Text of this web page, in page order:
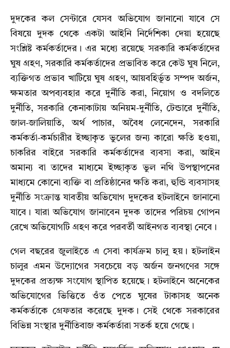
দুদকের কল সেন্টারে যেসব অভিযোগ জানানো যাবে সে
বিষয়ে দুদক থেকে একটা আইনি নির্দেশিকা দেয়া হয়েছে
সংশ্লিষ্ট কর্মকর্তাদের। এর মধ্যে রয়েছে সরকারি কর্মকর্তাদের
ঘুষ গ্রহণ, সরকারি কর্মকর্তাদের প্রভাবিত করে কেউ ঘুষ নিলে,
ব্যক্তিগত প্রভাব খাটিয়ে ঘুষ গ্রহণ, আয়বহির্ভূত সম্পদ অর্জন,
ক্ষমতার অপব্যবহার করে দুর্নীতি করা, নিয়োগ ও বদলিতে
দুর্নীতি, সরকারি কেনাকাটায় অনিয়ম-দুর্নীতি, টেন্ডারে দুর্নীতি,
জাল-জালিয়াতি, অর্থ পাচার, অবৈধ লেনেদেন, সরকারি
কর্মকর্তা-কর্মচারীর ইচ্ছাকৃত ভুলের জন্য কারো ক্ষতি হওয়া,
চাকরির বাইরে সরকারি কর্মকর্তাদের ব্যবসা করা, আইন
অমান্য বা তাদের মাধ্যমে ইচ্ছাকৃত ভুল নথি উপস্থাপনের
মাধ্যমে কোনো ব্যক্তি বা প্রতিষ্ঠানের ক্ষতি করা, হুন্ডি ব্যবসাসহ
দুর্নীতি সংক্রান্ত যাবতীয় অভিযোগ দুদকের হটলাইনে জানানো
যাবে। যারা অভিযোগ জানাবেন দুদক তাদের পরিচয় গোপন
রেখে অভিযোগটি গ্রহণ করে পরবর্তী আইনগত ব্যবস্থা নেবে।
গেল বছরের জুলাইতে এ সেবা কার্যক্রম চালু হয়। হটলাইন
চালুর এমন উদ্যোগের সবচেয়ে বড় অর্জন জনগণের সঙ্গে
দুদকের প্রত্যক্ষ সংযোগ স্থাপিত হয়েছে। হটলাইনে অনেকের
অভিযোগের ভিত্তিতে ওঁত পেতে ঘুষের টাকাসহ অনেক
কর্মকর্তাকে গ্রেফতার করেছে দুদক। সেই থেকে সরকারের
বিভিন্ন সংস্থার দুর্নীতিবাজ কর্মকর্তারা সতর্ক হয়ে গেছে।